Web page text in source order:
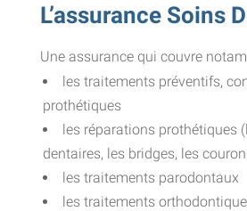
L’assurance Soins
Une assurance qui couvre
les traitements préventifs,
prothétiques
les réparations prothétiques
dentaires, les bridges, les
les traitements parodontaux
les traitements